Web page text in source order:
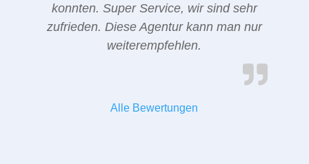
konnten. Super Service, wir sind sehr
zufrieden. Diese Agentur kann man nur
weiterempfehlen.
Alle Bewertungen